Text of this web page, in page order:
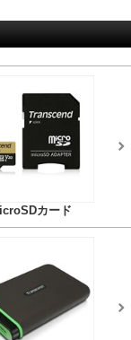
カード